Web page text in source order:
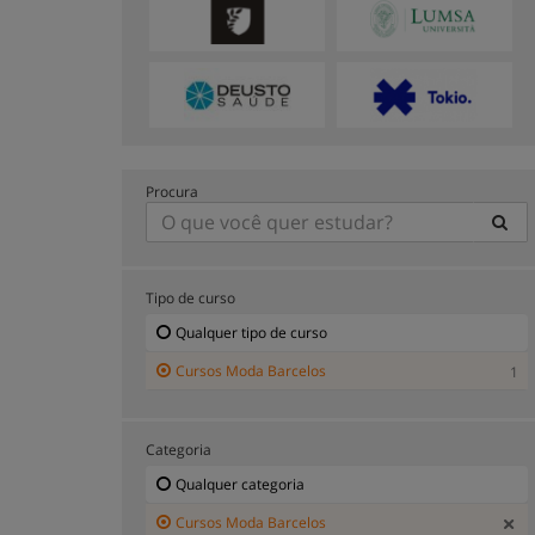
Procura
Tipo de curso
Qualquer tipo de curso
Cursos Moda Barcelos
1
Categoria
Qualquer categoria
Cursos Moda Barcelos